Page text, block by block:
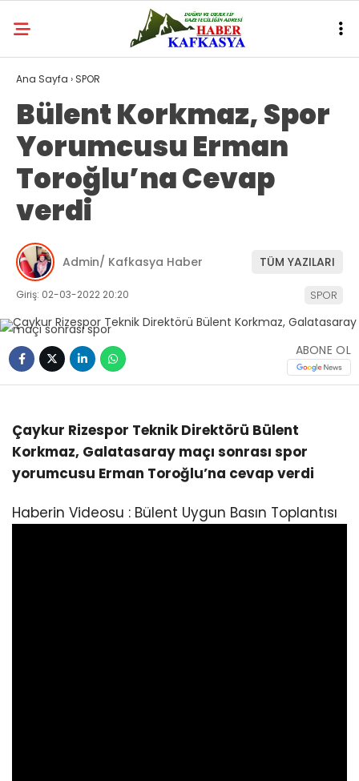
Ana Sayfa › SPOR
Bülent Korkmaz, Spor
Yorumcusu Erman
Toroğlu’na Cevap
verdi
Admin/ Kafkasya Haber TÜM YAZILARI
Giriş: 02-03-2022 20:20 SPOR
ABONE OL
Çaykur Rizespor Teknik Direktörü Bülent
Korkmaz, Galatasaray maçı sonrası spor
yorumcusu Erman Toroğlu’na cevap verdi
Haberin Videosu : Bülent Uygun Basın Toplantısı